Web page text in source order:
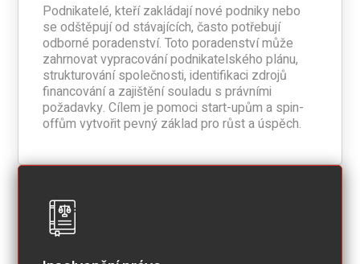
Podnikatelé, kteří zakládají nové podniky nebo
se odštěpují od stávajících, často potřebují
odborné poradenství. Toto poradenství může
zahrnovat vypracování podnikatelského plánu,
strukturování společnosti, identifikaci zdrojů
financování a zajištění souladu s právními
požadavky. Cílem je pomoci start-upům a spin-
offům vytvořit pevný základ pro růst a úspěch.